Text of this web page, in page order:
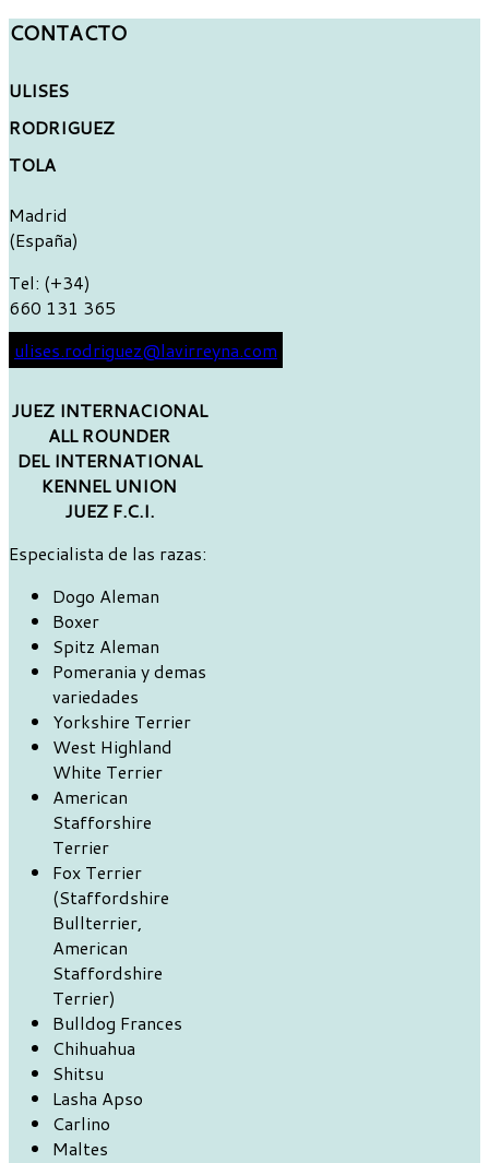
CONTACTO
ULISES
RODRIGUEZ
TOLA
Madrid
(España)
Tel: (+34)
660 131 365
ulises.rodriguez@lavirreyna.com
JUEZ INTERNACIONAL
ALL ROUNDER
DEL INTERNATIONAL
KENNEL UNION
JUEZ F.C.I.
Especialista de las razas:
Dogo Aleman
Boxer
Spitz Aleman
Pomerania y demas
variedades
Yorkshire Terrier
West Highland
White Terrier
American
Stafforshire
Terrier
Fox Terrier
(Staffordshire
Bullterrier,
American
Staffordshire
Terrier)
Bulldog Frances
Chihuahua
Shitsu
Lasha Apso
Carlino
Maltes